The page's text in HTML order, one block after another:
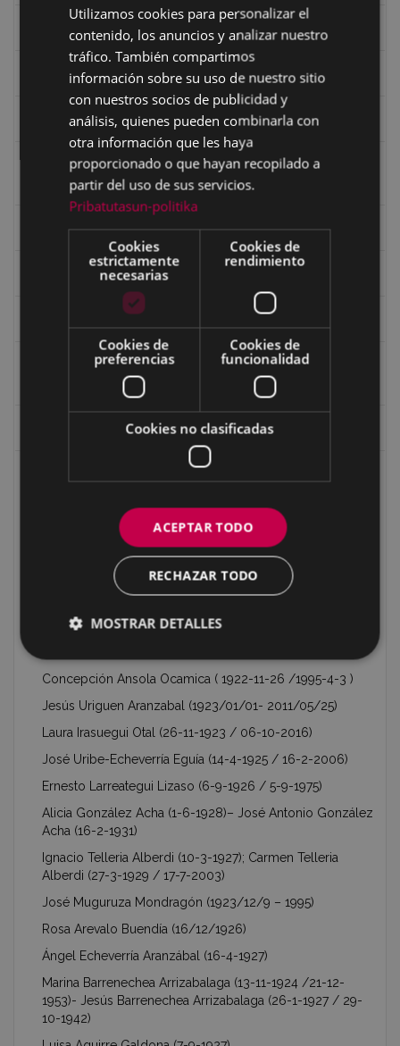
Iglesia de Azitain
Ignacio Zuloaga (1870-2020)
Ignacio Zuloaga, cuadros del autor en las tiendas de
Eibar (2020)
Indalecio Ojanguren Diputación de Gipuzkoa
Juan Antonio Palacios HARRIA
Martin y Jose Antonio Azpilikueta - "Atzo goizeko
Iñaki Alberdi Lesarri (1925/01/08 - 2009/05/12)
Ángeles Arzallus Sologaistua (1929/09/02)
Narciso Rinaldo Astarloa Iraola (31-10-1923) – Enrique
Astarloa Iraola (5-10-1925)
Ortiz de Zárate Inchausti (1927 / 28-3-2007)
Concepción Ansola Ocamica ( 1922-11-26 /1995-4-3 )
Jesús Uriguen Aranzabal (1923/01/01- 2011/05/25)
Laura Irasuegui Otal (26-11-1923 / 06-10-2016)
José Uribe-Echeverría Eguía (14-4-1925 / 16-2-2006)
Ernesto Larreategui Lizaso (6-9-1926 / 5-9-1975)
Alicia González Acha (1-6-1928)– José Antonio González
Acha (16-2-1931)
Ignacio Telleria Alberdi (10-3-1927); Carmen Telleria
Alberdi (27-3-1929 / 17-7-2003)
José Muguruza Mondragón (1923/12/9 – 1995)
Rosa Arevalo Buendía (16/12/1926)
Ángel Echeverría Aranzábal (16-4-1927)
Marina Barrenechea Arrizabalaga (13-11-1924 /21-12-
1953)- Jesús Barrenechea Arrizabalaga (26-1-1927 / 29-
10-1942)
BASQUE
SPANISH
Utilizamos cookies para personalizar el
contenido, los anuncios y analizar nuestro
tráfico. También compartimos
información sobre su uso de nuestro sitio
con nuestros socios de publicidad y
análisis, quienes pueden combinarla con
otra información que les haya
proporcionado o que hayan recopilado a
partir del uso de sus servicios.
Pribatutasun-politika
Cookies
estrictamente
necesarias
Cookies de
rendimiento
Cookies de
preferencias
Cookies de
funcionalidad
Cookies no clasificadas
ACEPTAR TODO
RECHAZAR TODO
MOSTRAR DETALLES